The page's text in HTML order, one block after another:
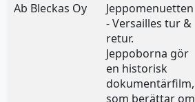
Ab Bleckas Oy
Jeppomenuetten
- Versailles tur &
retur.
Jeppoborna gör
en historisk
dokumentärfilm,
som berättar om